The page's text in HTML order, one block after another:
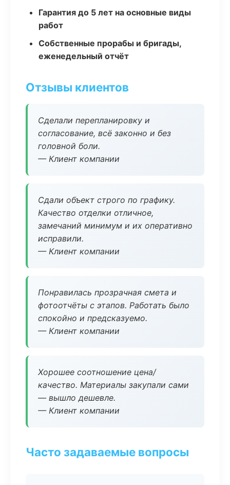
Гарантия до 5 лет на основные виды
работ
Собственные прорабы и бригады,
еженедельный отчёт
Отзывы клиентов
Сделали перепланировку и
согласование, всё законно и без
головной боли.
— Клиент компании
Сдали объект строго по графику.
Качество отделки отличное,
замечаний минимум и их оперативно
исправили.
— Клиент компании
Понравилась прозрачная смета и
фотоотчёты с этапов. Работать было
спокойно и предсказуемо.
— Клиент компании
Хорошее соотношение цена/
качество. Материалы закупали сами
— вышло дешевле.
— Клиент компании
Часто задаваемые вопросы